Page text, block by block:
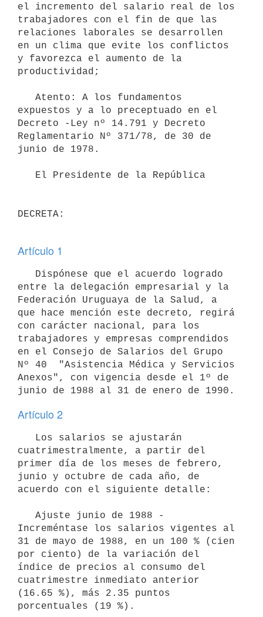
el incremento del salario real de los
trabajadores con el fin de que las
relaciones laborales se desarrollen
en un clima que evite los conflictos
y favorezca el aumento de la
productividad;
expuestos y a lo preceptuado en el
Decreto -Ley nº 14.791 y Decreto
Reglamentario Nº 371/78, de 30 de
junio de 1978.
DECRETA:
Artículo 1
entre la delegación empresarial y la
Federación Uruguaya de la Salud, a
que hace mención este decreto, regirá
con carácter nacional, para los
trabajadores y empresas comprendidos
en el Consejo de Salarios del Grupo
Nº 40  "Asistencia Médica y Servicios
Anexos", con vigencia desde el 1º de
Artículo 2
cuatrimestralmente, a partir del
primer día de los meses de febrero,
junio y octubre de cada año, de
acuerdo con el siguiente detalle:
Increméntase los salarios vigentes al
31 de mayo de 1988, en un 100 % (cien
por ciento) de la variación del
índice de precios al consumo del
cuatrimestre inmediato anterior
(16.65 %), más 2.35 puntos
porcentuales (19 %).